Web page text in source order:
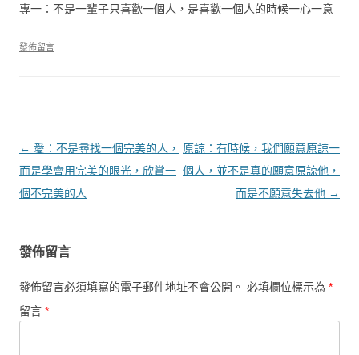
專一：不是一輩子只喜歡一個人，是喜歡一個人的時候一心一意
發佈留言
文章導覽
← 愛：不是尋找一個完美的人，
而是學會用完美的眼光，欣賞一
個不完美的人
原諒：有時候，我們願意原諒一
個人，並不是真的願意原諒他，
而是不願意失去他 →
發佈留言
發佈留言必須填寫的電子郵件地址不會公開。 必填欄位標示為 *
留言 *